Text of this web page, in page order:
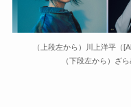
（上段左から）川上洋平（
（下段左から）ざ